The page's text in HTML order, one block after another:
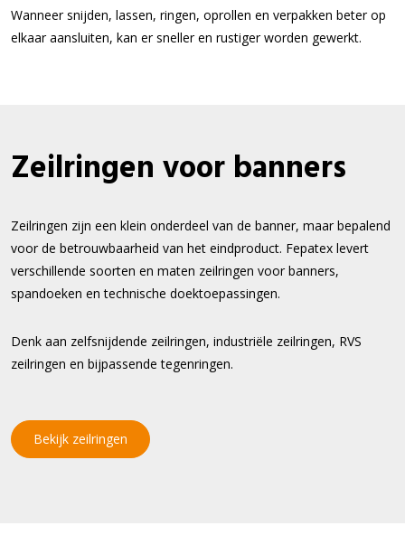
Wanneer snijden, lassen, ringen, oprollen en verpakken beter op
elkaar aansluiten, kan er sneller en rustiger worden gewerkt.
Zeilringen voor banners
Zeilringen zijn een klein onderdeel van de banner, maar bepalend
voor de betrouwbaarheid van het eindproduct. Fepatex levert
verschillende soorten en maten zeilringen voor banners,
spandoeken en technische doektoepassingen.
Denk aan zelfsnijdende zeilringen, industriële zeilringen, RVS
zeilringen en bijpassende tegenringen.
Bekijk zeilringen